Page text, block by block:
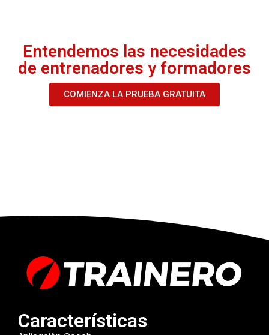
Entendemos las necesidades
de entrenadores y formadores
COMIENZA LA PRUEBA GRATUITA
Características